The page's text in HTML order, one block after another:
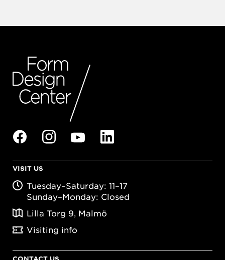
VISIT US
Tuesday–Saturday: 11–17
Sunday–Monday: Closed
Lilla Torg 9, Malmö
Visiting info